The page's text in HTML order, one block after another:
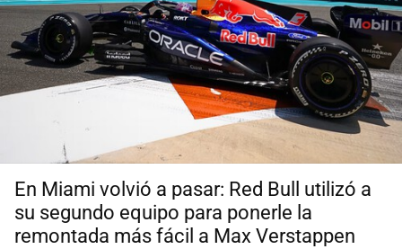
En Miami volvió a pasar: Red Bull utilizó a
su segundo equipo para ponerle la
remontada más fácil a Max Verstappen